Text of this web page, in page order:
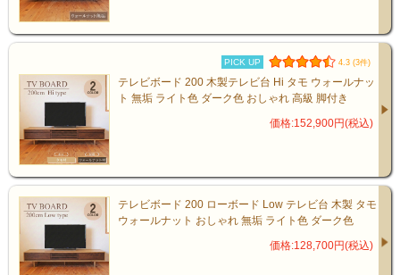
匠の技が生む、丈夫で美しい仕上
がり
角の接合部分には、伝統技法「5枚接ぎ」を
採用。
熟練の職人が一つひとつ丁寧に仕上げたこ
PICK UP 4.3 (3件)
テレビボード 200 木製テレビ台 Hi タモ ウォールナッ
ト 無垢 ライト色 ダーク色 おしゃれ 高級 脚付き
価格:152,900円(税込)
テレビボード 200 ローボード Low テレビ台 木製 タモ
ウォールナット おしゃれ 無垢 ライト色 ダーク色
価格:128,700円(税込)